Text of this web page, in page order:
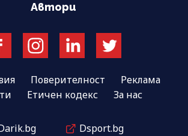
Автори
Поверителност
Реклама
Етичен кодекс За нас
Dsport.bg